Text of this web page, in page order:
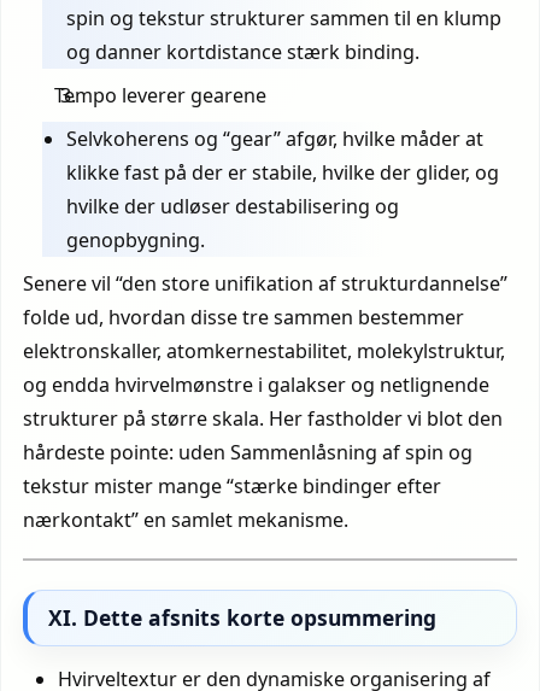
spin og tekstur strukturer sammen til en klump
og danner kortdistance stærk binding.
Tempo leverer gearene
Selvkoherens og “gear” afgør, hvilke måder at
klikke fast på der er stabile, hvilke der glider, og
hvilke der udløser destabilisering og
genopbygning.
Senere vil “den store unifikation af strukturdannelse”
folde ud, hvordan disse tre sammen bestemmer
elektronskaller, atomkernestabilitet, molekylstruktur,
og endda hvirvelmønstre i galakser og netlignende
strukturer på større skala. Her fastholder vi blot den
hårdeste pointe: uden Sammenlåsning af spin og
tekstur mister mange “stærke bindinger efter
nærkontakt” en samlet mekanisme.
XI. Dette afsnits korte opsummering
Hvirveltextur er den dynamiske organisering af